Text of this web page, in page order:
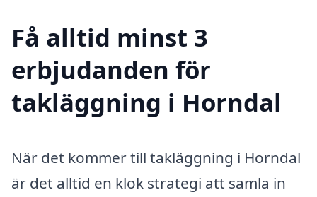
Få alltid minst 3
erbjudanden för
takläggning i Horndal
När det kommer till takläggning i Horndal
är det alltid en klok strategi att samla in